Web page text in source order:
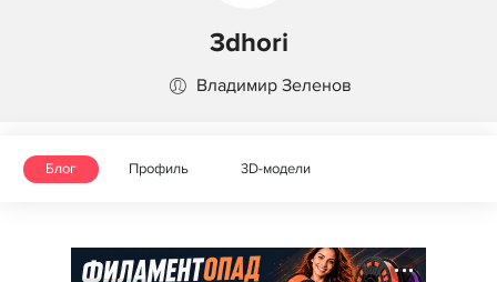
3dhori
Владимир Зеленов
Блог Профиль 3D-модели